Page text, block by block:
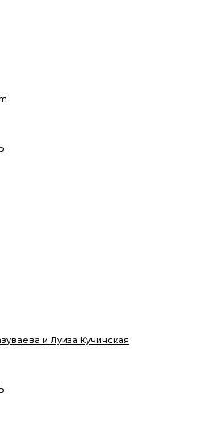
и Луиза Кучинская